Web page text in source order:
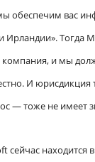
обеспечим вас
Ирландии». Тогда
и мы
И юрисдикция
— тоже не имеет
находится в